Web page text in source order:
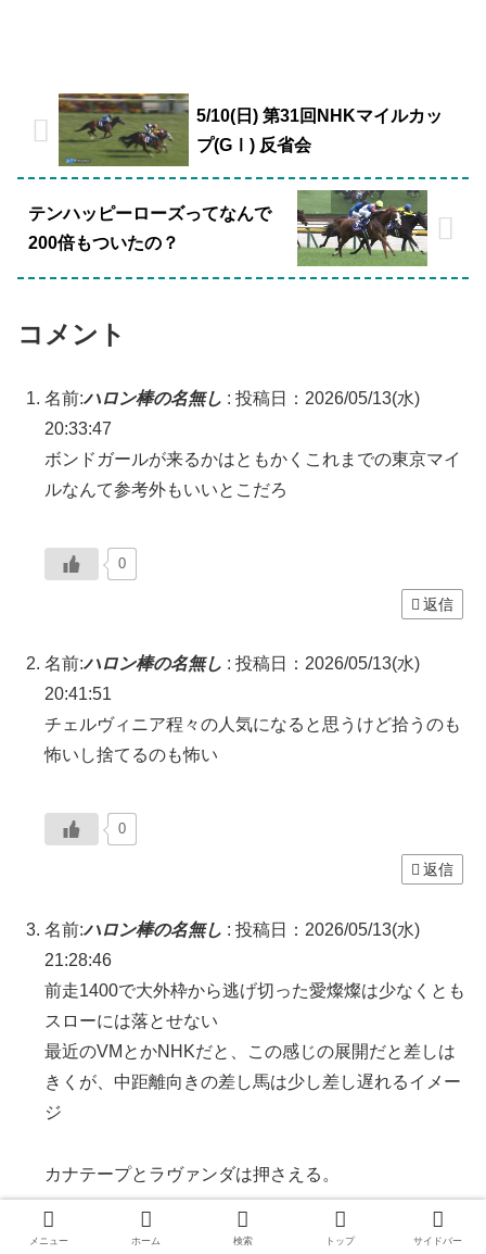
5/10(日) 第31回NHKマイルカッ
プ(GⅠ) 反省会
テンハッピーローズってなんで
200倍もついたの？
コメント
名前:ハロン棒の名無し : 投稿日：2026/05/13(水)
20:33:47
ボンドガールが来るかはともかくこれまでの東京マイ
ルなんて参考外もいいとこだろ
0
返信
名前:ハロン棒の名無し : 投稿日：2026/05/13(水)
20:41:51
チェルヴィニア程々の人気になると思うけど拾うのも
怖いし捨てるのも怖い
0
返信
名前:ハロン棒の名無し : 投稿日：2026/05/13(水)
21:28:46
前走1400で大外枠から逃げ切った愛燦燦は少なくとも
スローには落とせない
最近のVMとかNHKだと、この感じの展開だと差しは
きくが、中距離向きの差し馬は少し差し遅れるイメー
ジ
カナテープとラヴァンダは押さえる。
メニュー ホーム 検索 トップ サイドバー